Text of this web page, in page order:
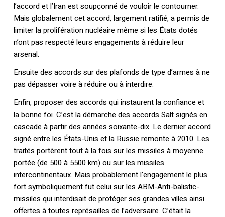
l’accord et l’Iran est soupçonné de vouloir le contourner.
Mais globalement cet accord, largement ratifié, a permis de
limiter la prolifération nucléaire même si les États dotés
n’ont pas respecté leurs engagements à réduire leur
arsenal.
Ensuite des accords sur des plafonds de type d’armes à ne
pas dépasser voire à réduire ou à interdire.
Enfin, proposer des accords qui instaurent la confiance et
la bonne foi. C’est la démarche des accords Salt signés en
cascade à partir des années soixante-dix. Le dernier accord
signé entre les États-Unis et la Russie remonte à 2010. Les
traités portèrent tout à la fois sur les missiles à moyenne
portée (de 500 à 5500 km) ou sur les missiles
intercontinentaux. Mais probablement l’engagement le plus
fort symboliquement fut celui sur les ABM-Anti-balistic-
missiles qui interdisait de protéger ses grandes villes ainsi
offertes à toutes représailles de l’adversaire. C’était la